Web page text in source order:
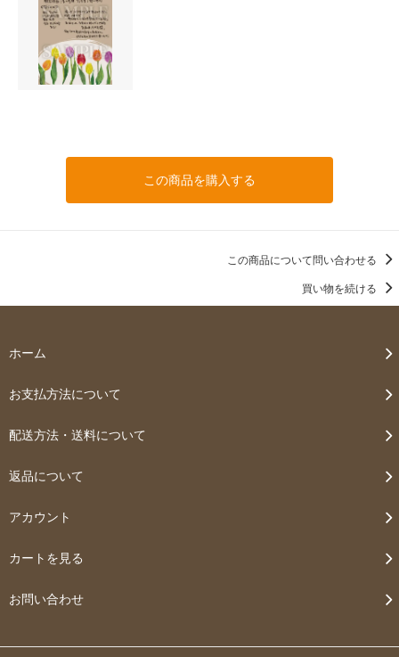
この商品を購入する
この商品について問い合わせる
買い物を続ける
ホーム
お支払方法について
配送方法・送料について
返品について
アカウント
カートを見る
お問い合わせ